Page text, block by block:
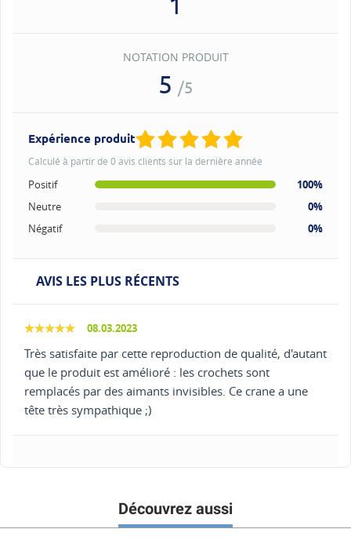
NOTATION PRODUIT
5 /5
Expérience produit
Calculé à partir de 0 avis clients sur la dernière année
Positif
100%
Neutre
0%
Négatif
0%
AVIS LES PLUS RÉCENTS
08.03.2023
Très satisfaite par cette reproduction de qualité, d'autant
que le produit est amélioré : les crochets sont
remplacés par des aimants invisibles. Ce crane a une
tête très sympathique ;)
Découvrez aussi